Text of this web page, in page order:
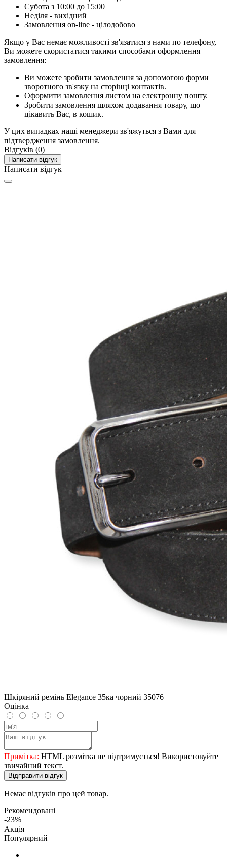
Субота з 10:00 до 15:00
Неділя - вихідний
Замовлення on-line - цілодобово
Якщо у Вас немає можливості зв'язатися з нами по телефону,
Ви можете скористатися такими способами оформлення
замовлення:
Ви можете зробити замовлення за допомогою форми
зворотного зв'язку на сторінці контактів.
Оформити замовлення листом на електронну пошту.
Зробити замовлення шляхом додавання товару, що
цікавить Вас, в кошик.
У цих випадках наші менеджери зв'яжуться з Вами для
підтвердження замовлення.
Відгуків (0)
Написати відгук
Написати відгук
Шкіряний ремінь Elegance 35ка чорний 35076
Оцінка
Примітка: HTML розмітка не підтримується! Використовуйте
звичайний текст.
Відправити відгук
Немає відгуків про цей товар.
Рекомендовані
-23%
Акція
Популярний